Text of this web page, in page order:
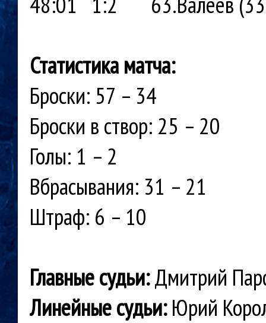
Статистика матча:
Броски: 57 – 34
Броски в створ: 25 – 20
Голы: 1 – 2
Вбрасывания: 31 – 21
Штраф: 6 – 10
Главные судьи:Дмитрий
Линейные судьи:Юрий